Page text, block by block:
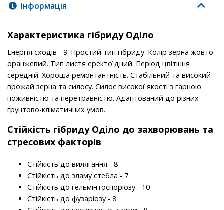
Інформація
Характеристика гібриду Оділо
Енергія сходів - 9. Простий тип гібриду. Колір зерна жовто-
оранжевий. Тип листя еректоїдний. Період цвітіння
середній. Хороша ремонтантність. Стабільний та високий
врожай зерна та силосу. Силос високої якості з гарною
поживністю та перетравністю. Адаптований до різних
грунтово-кліматичних умов.
Стійкість гібриду Оділо до захворювань та
стресових факторів
Стійкість до вилягання - 8
Стійкість до зламу стебла - 7
Стійкість до гельмінтоспоріозу - 10
Стійкість до фузаріозу - 8